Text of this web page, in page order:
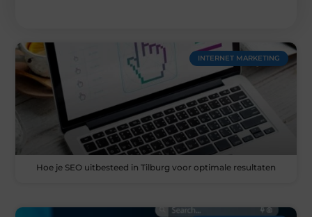
INTERNET MARKETING
Hoe je SEO uitbesteed in Tilburg voor optimale resultaten